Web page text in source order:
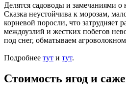
Делятся садоводы и замечаниями о
Сказка неустойчива к морозам,
корневой поросли, что затрудняет
междоузлий и жестких побегов
под снег, обматываем
Подробнее тут и тут.
Стоимость ягод и